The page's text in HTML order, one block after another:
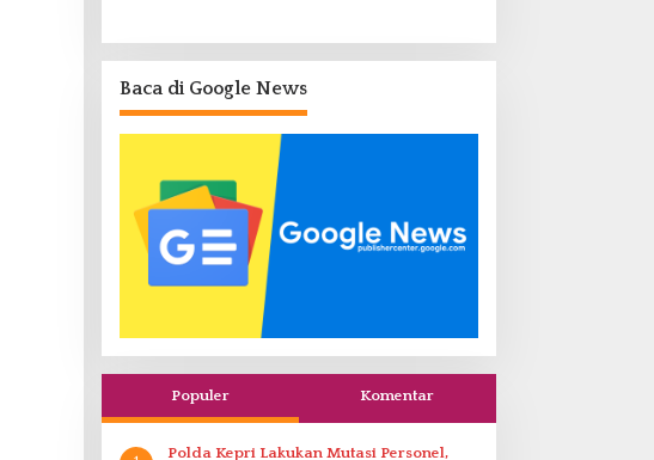
Baca di Google News
Populer Komentar
Polda Kepri Lakukan Mutasi Personel,